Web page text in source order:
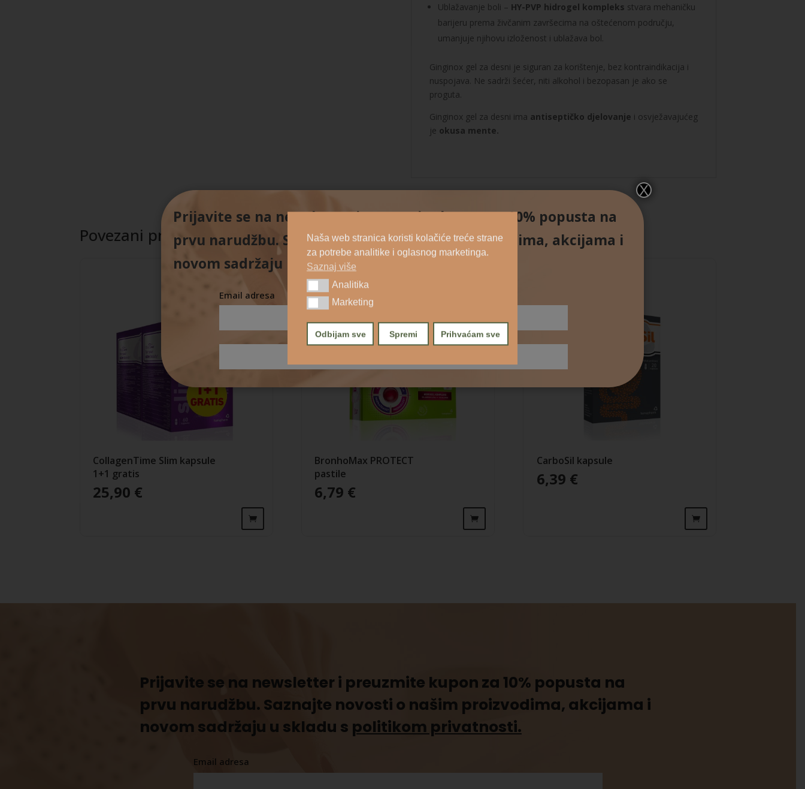
Naša web stranica koristi kolačiće treće strane
za potrebe analitike i oglasnog marketinga.
Saznaj više
AnalitikaAnalitika
MarketingMarketing
Odbijam sve Spremi Prihvaćam sve
Ublažavanje boli – HY-PVP hidrogel kompleks stvara mehaničku
barijeru prema živčanim završecima na oštećenom području,
umanjuje njihovu izloženost i ublažava bol.
Ginginox gel za desni je siguran za korištenje, bez kontraindikacija i
nuspojava. Ne sadrži šećer, niti alkohol i bezopasan je ako se
proguta.
Ginginox gel za desni ima antiseptičko djelovanje i osvježavajućeg
je okusa mente.
Povezani proizvodi
CollagenTime Slim kapsule
1+1 gratis
25,90 €
BronhoMax PROTECT
pastile
6,79 €
CarboSil kapsule
6,39 €
Prijavite se na newsletter i preuzmite kupon za 10% popusta na
prvu narudžbu. Saznajte novosti o našim proizvodima, akcijama i
novom sadržaju u skladu s politikom privatnosti.
Email adresa
Prijavite se na newsletter i preuzmite kupon za 10% popusta na
prvu narudžbu. Saznajte novosti o našim proizvodima, akcijama i
novom sadržaju u skladu s
politikom privatnosti.
Email adresa
X